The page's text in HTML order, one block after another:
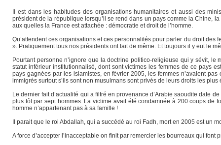
Il est dans les habitudes des organisations humanitaires et aussi des
président de la république lorsqu’il se rend dans un pays comme la Chine,
aux quelles la France est attachée : démocratie et droit de l’homme.
Qu’attendent ces organisations et ces personnalités pour parler du droit
». Pratiquement tous nos présidents ont fait de même. Et toujours il y eut le
Pourtant personne n’ignore que la doctrine politico-religieuse qui y sévit, le
statut inférieur institutionnalisé, dont sont victimes les femmes de ce pays
pays gagnées par les islamistes, en février 2005, les femmes n’avaient
immigrés surtout s’ils sont non musulmans sont privés de leurs droits les
Le dernier fait d’actualité qui a filtré en provenance d’Arabie saoudite date
plus tôt par sept hommes. La victime avait été condamnée à 200 coups
homme n’appartenant pas à sa famille !
Il parait que le roi Abdallah, qui a succédé au roi Fadh, mort en 2005 est un
A force d’accepter l’inacceptable on finit par remercier les bourreaux qui font